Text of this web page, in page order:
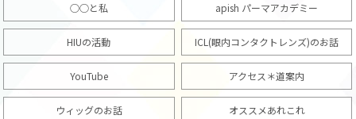
○○と私 apish パーマアカデミー
HIUの活動 ICL(眼内コンタクトレンズ)のお話
YouTube アクセス＊道案内
ウィッグのお話 オススメあれこれ